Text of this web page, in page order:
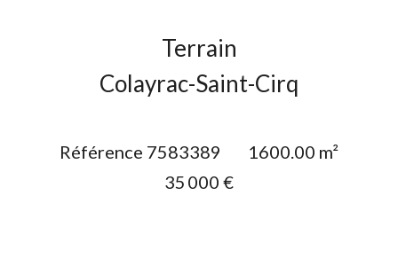
Terrain
Colayrac-Saint-Cirq
Référence 7583389 1600.00 m²
35 000 €